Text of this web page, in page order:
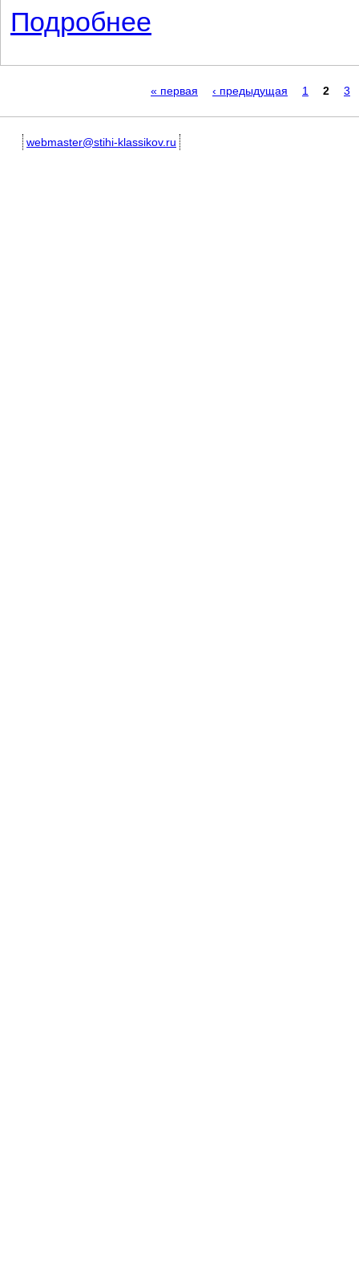
Подробнее
« первая ‹ предыдущая 1 2 3
webmaster@stihi-klassikov.ru